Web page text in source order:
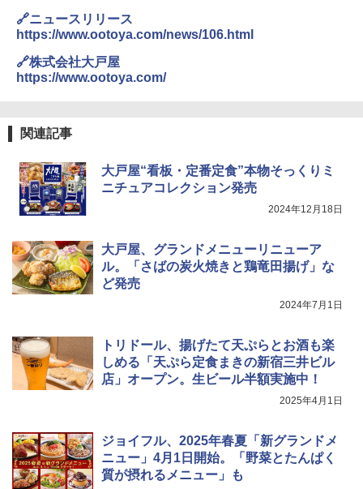
￥4,329
白州 Story of the Distillery 2026 化粧箱
入 700ml
￥20,000
パニー
4
￥2,989
5
マルちゃん マルちゃんZUBAAAN! 横浜
家系醤油豚骨 3食パック 130g×3食
￥467
ーム調理 フラットテーブル トースト機
4
TOSHIBA(東芝) スチームオーブンレン
ジ 石窯ドーム ER-D80A(K) ブラック 25
お手入れ 小型 新生活 一人暮らし 二人暮
らし ファミリー
￥34,546
5
シャープ ウォーターオーブン ヘルシオ
AX-XJ1-B ブラック 30L 2段調理 コンベ
クション トースト機能
🔗ニュースリリース
https://www.ootoya.com/news/106.html
🔗株式会社大戸屋
https://www.ootoya.com/
関連記事
大戸屋“看板・定番定食”本物そっくりミ
ニチュアコレクション発売
2024年12月18日
大戸屋、グランドメニューリニューア
ル。「さばの炭火焼きと鶏竜田揚げ」な
ど発売
2024年7月1日
トリドール、揚げたて天ぷらとお酒も楽
しめる「天ぷら定食まきの新宿三井ビル
店」オープン。生ビール半額実施中！
2025年4月1日
ジョイフル、2025年春夏「新グランドメ
ニュー」4月1日開始。「野菜とたんぱく
質が摂れるメニュー」も